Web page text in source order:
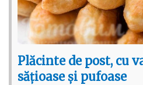
Plăcinte de post, cu
sățioase și pufoase